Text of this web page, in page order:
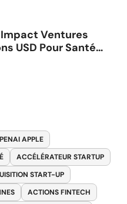
Ventures
USD Pour Santé
APPLE
ACCÉLÉRATEUR STARTUP
START-UP
ACTIONS FINTECH